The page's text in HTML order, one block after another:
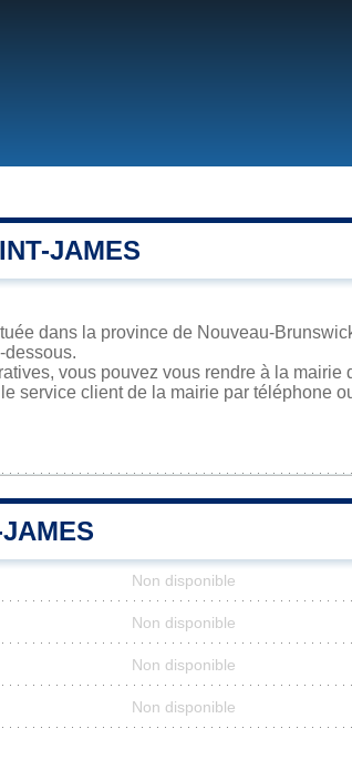
JAMES
dans la province de Nouveau-
dessous.
vous pouvez vous rendre à la
service client de la mairie par téléphone
Non disponible
Non disponible
Non disponible
Non disponible